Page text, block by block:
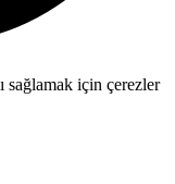
sağlamak için çerezler